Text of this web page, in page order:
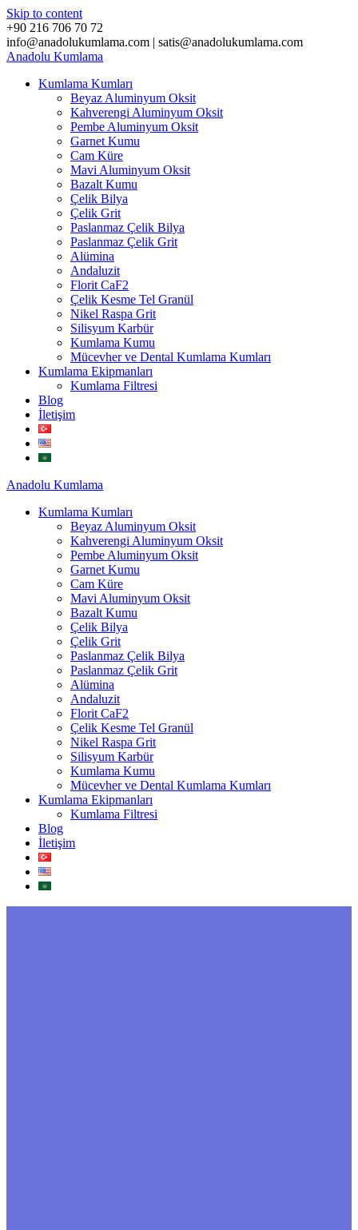
Skip to content
+90 216 706 70 72
info@anadolukumlama.com | satis@anadolukumlama.com
Anadolu Kumlama
Kumlama Kumları
Beyaz Aluminyum Oksit
Kahverengi Aluminyum Oksit
Pembe Aluminyum Oksit
Garnet Kumu
Cam Küre
Mavi Aluminyum Oksit
Bazalt Kumu
Çelik Bilya
Çelik Grit
Paslanmaz Çelik Bilya
Paslanmaz Çelik Grit
Alümina
Andaluzit
Florit CaF2
Çelik Kesme Tel Granül
Nikel Raspa Grit
Silisyum Karbür
Kumlama Kumu
Mücevher ve Dental Kumlama Kumları
Kumlama Ekipmanları
Kumlama Filtresi
Blog
İletişim
Anadolu Kumlama
Kumlama Kumları
Beyaz Aluminyum Oksit
Kahverengi Aluminyum Oksit
Pembe Aluminyum Oksit
Garnet Kumu
Cam Küre
Mavi Aluminyum Oksit
Bazalt Kumu
Çelik Bilya
Çelik Grit
Paslanmaz Çelik Bilya
Paslanmaz Çelik Grit
Alümina
Andaluzit
Florit CaF2
Çelik Kesme Tel Granül
Nikel Raspa Grit
Silisyum Karbür
Kumlama Kumu
Mücevher ve Dental Kumlama Kumları
Kumlama Ekipmanları
Kumlama Filtresi
Blog
İletişim